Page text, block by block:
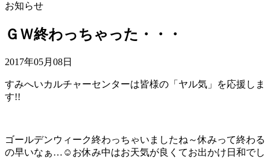
お知らせ
ＧＷ終わっちゃった・・・
2017年05月08日
すみへいカルチャーセンターは皆様の「ヤル気」を応援しま
す!!
ゴールデンウィーク終わっちゃいましたね～休みって終わる
の早いなぁ…☺お休み中はお天気が良くてお出かけ日和でし